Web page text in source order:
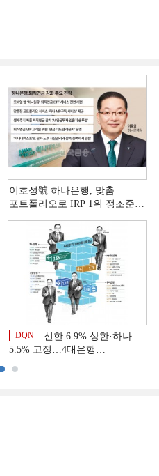
이호성號 하나은행, 맞춤
포트폴리오로 IRP 1위 정조준
DQN
신한 6.9% 상한·하나
5.5% 고정…4대은행